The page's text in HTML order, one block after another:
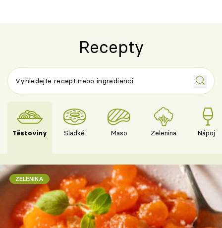
Recepty
Těstoviny Sladké Maso Zelenina Nápoje
ZELENINA